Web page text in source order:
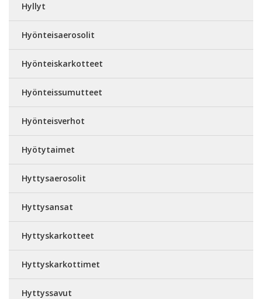
Hyllyt
Hyönteisaerosolit
Hyönteiskarkotteet
Hyönteissumutteet
Hyönteisverhot
Hyötytaimet
Hyttysaerosolit
Hyttysansat
Hyttyskarkotteet
Hyttyskarkottimet
Hyttyssavut